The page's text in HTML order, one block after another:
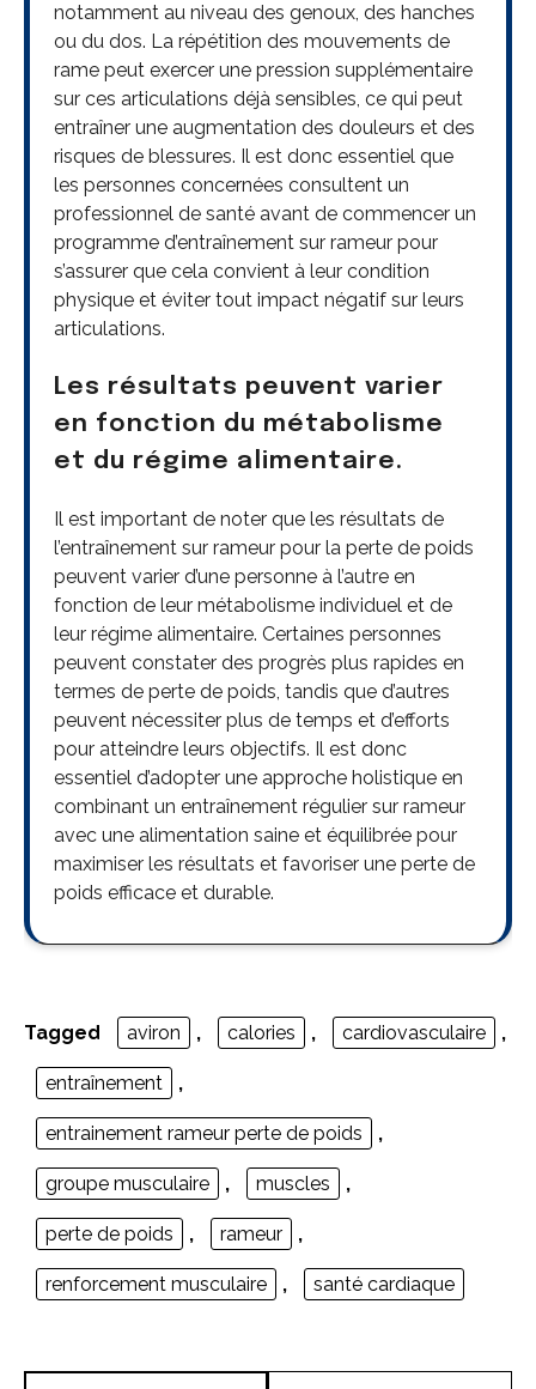
notamment au niveau des genoux, des hanches
ou du dos. La répétition des mouvements de
rame peut exercer une pression supplémentaire
sur ces articulations déjà sensibles, ce qui peut
entraîner une augmentation des douleurs et des
risques de blessures. Il est donc essentiel que
les personnes concernées consultent un
professionnel de santé avant de commencer un
programme d’entraînement sur rameur pour
s’assurer que cela convient à leur condition
physique et éviter tout impact négatif sur leurs
articulations.
Les résultats peuvent varier
en fonction du métabolisme
et du régime alimentaire.
Il est important de noter que les résultats de
l’entraînement sur rameur pour la perte de poids
peuvent varier d’une personne à l’autre en
fonction de leur métabolisme individuel et de
leur régime alimentaire. Certaines personnes
peuvent constater des progrès plus rapides en
termes de perte de poids, tandis que d’autres
peuvent nécessiter plus de temps et d’efforts
pour atteindre leurs objectifs. Il est donc
essentiel d’adopter une approche holistique en
combinant un entraînement régulier sur rameur
avec une alimentation saine et équilibrée pour
maximiser les résultats et favoriser une perte de
poids efficace et durable.
Tagged aviron , calories , cardiovasculaire ,
entraînement ,
entrainement rameur perte de poids ,
groupe musculaire , muscles ,
perte de poids , rameur ,
renforcement musculaire , santé cardiaque